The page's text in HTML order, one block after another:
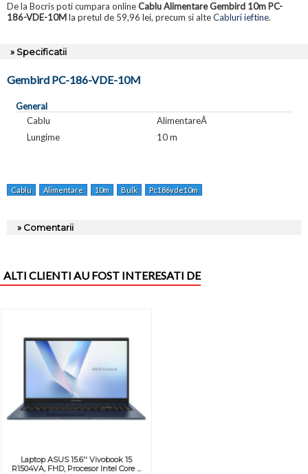
De la Bocris poti cumpara onlineCablu Alimentare Gembird 10m PC-
186-VDE-10Mla pretul de 59,96 lei, precum si alteCabluri ieftine.
» Specificatii
Gembird PC-186-VDE-10M
General
Cablu
AlimentareÂ
Lungime
10 m
Cablu Alimentare 10m Bulk Pc186vde10m
» Comentarii
ALTI CLIENTI AU FOST INTERESATI DE
Laptop ASUS 15.6'' Vivobook 15
R1504VA, FHD, Procesor Intel Core ...